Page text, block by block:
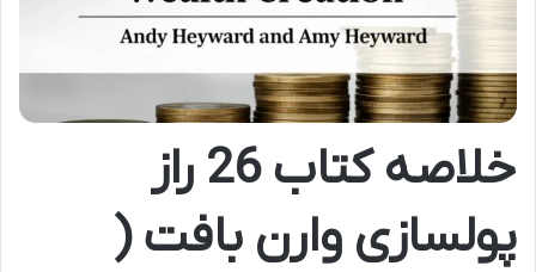
خلاصه کتاب 26 راز
پولسازی وارن بافت (